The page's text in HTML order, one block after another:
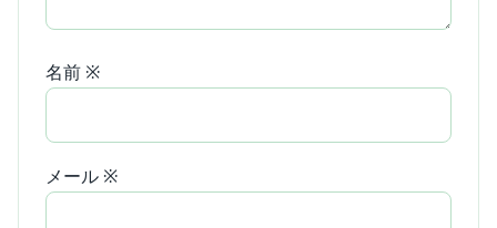
名前 ※
メール ※